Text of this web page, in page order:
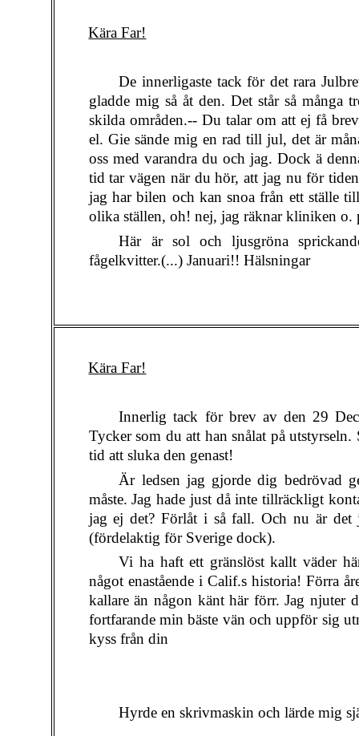
Kära Far!
De innerligaste tack för det rara
gladde mig så åt den. Det står så många
skilda områden.-- Du talar om att ej få
el. Gie sände mig en rad till jul, det är
oss med varandra du och jag. Dock ä
tid tar vägen när du hör, att jag nu för
jag har bilen och kan snoa från ett ställe
olika ställen, oh! nej, jag räknar kliniken
Här är sol och ljusgröna
fågelkvitter.(...) Januari!! Hälsningar
Kära Far!
Innerlig tack för brev av den 29
Tycker som du att han snålat på
tid att sluka den genast!
Är ledsen jag gjorde dig bedrövad
måste. Jag hade just då inte tillräckligt
jag ej det? Förlåt i så fall. Och nu är
(fördelaktig för Sverige dock).
Vi ha haft ett gränslöst kallt väder
något enastående i Calif.s historia! Förra
kallare än någon känt här förr. Jag
fortfarande min bäste vän och uppför sig
kyss från din
Hyrde en skrivmaskin och lärde mig